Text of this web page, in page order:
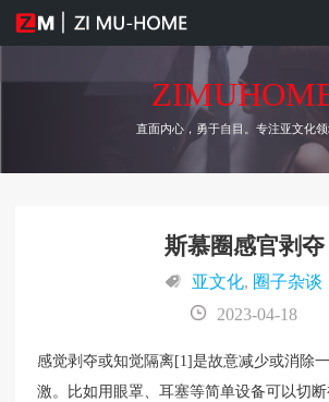
直面内心，勇于自目。专注亚文化领
斯慕圈感官剥夺
亚文化, 圈子杂谈
2023-04-18
感觉剥夺或知觉隔离[1]是故意减少或消除
激。比如用眼罩、耳塞等简单设备可以切